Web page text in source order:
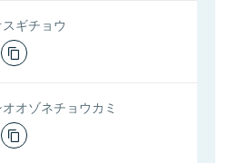
ギチョウ
オゾネチョウカミ